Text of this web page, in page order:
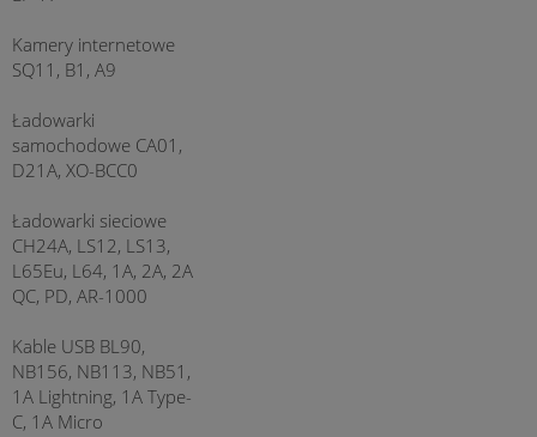
Kamery internetowe
SQ11, B1, A9
Ładowarki
samochodowe CA01,
D21A, XO-BCC0
Ładowarki sieciowe
CH24A, LS12, LS13,
L65Eu, L64, 1A, 2A, 2A
QC, PD, AR-1000
Kable USB BL90,
NB156, NB113, NB51,
1A Lightning, 1A Type-
C, 1A Micro